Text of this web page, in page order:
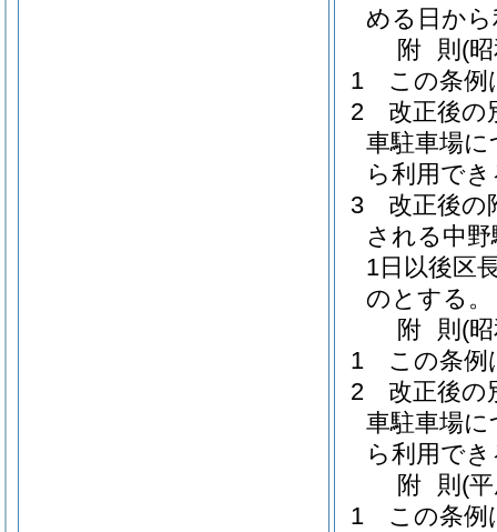
める日か
附 則 (
1
この条例
2
改正後の
車駐車場
ら利用で
3
改正後の
される中
1日以後区
のとする。
附 則 (
1
この条例
2
改正後の
車駐車場
ら利用で
附 則 (
1
この条例